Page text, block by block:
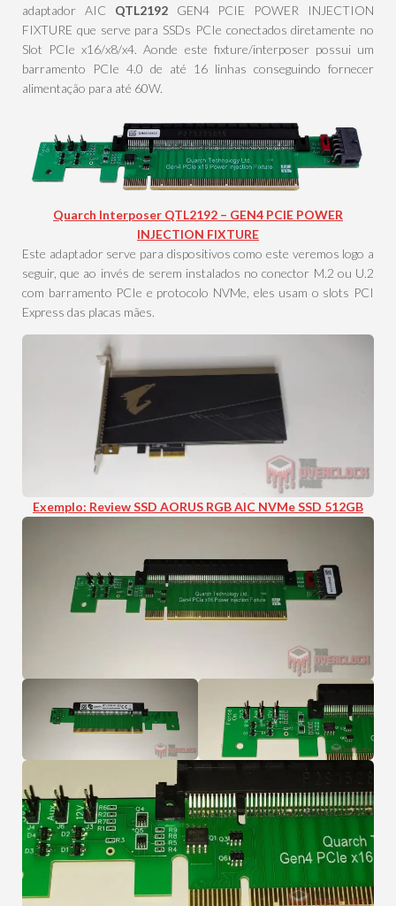
adaptador AIC QTL2192GEN4 PCIE POWER INJECTION
FIXTURE que serve para SSDs PCIe conectados diretamente no
Slot PCIe x16/x8/x4. Aonde este fixture/interposer possui um
barramento PCIe 4.0 de até 16 linhas conseguindo fornecer
alimentação para até 60W.
Quarch Interposer QTL2192 – GEN4 PCIE POWER
INJECTION FIXTURE
Este adaptador serve para dispositivos como este veremos logo a
seguir, que ao invés de serem instalados no conector M.2 ou U.2
com barramento PCIe e protocolo NVMe, eles usam o slots PCI
Express das placas mães.
Exemplo: Review SSD AORUS RGB AIC NVMe SSD 512GB